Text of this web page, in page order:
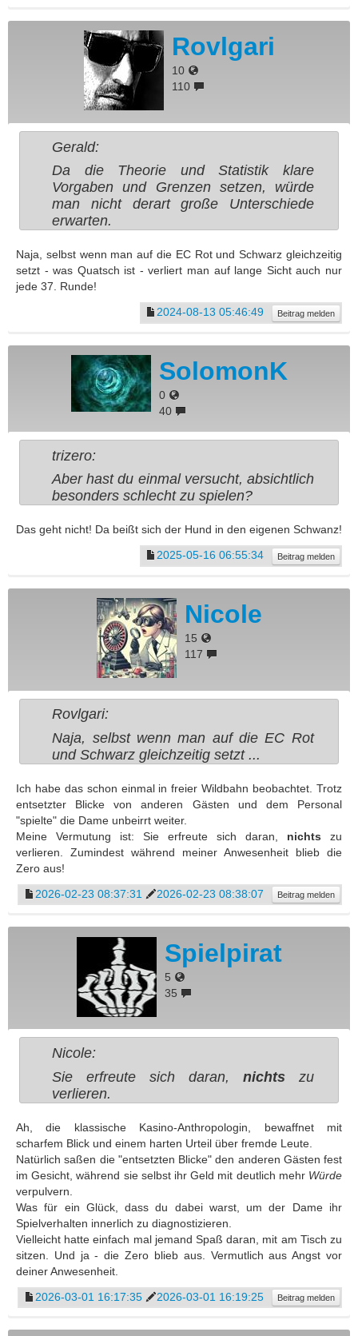
Rovlgari
10
110
Gerald:
Da die Theorie und Statistik klare
Vorgaben und Grenzen setzen, würde
man nicht derart große Unterschiede
erwarten.
Naja, selbst wenn man auf die EC Rot und Schwarz gleichzeitig
setzt - was Quatsch ist - verliert man auf lange Sicht auch nur
jede 37. Runde!
2024-08-13 05:46:49
Beitrag melden
SolomonK
0
40
trizero:
Aber hast du einmal versucht, absichtlich
besonders schlecht zu spielen?
Das geht nicht! Da beißt sich der Hund in den eigenen Schwanz!
2025-05-16 06:55:34
Beitrag melden
Nicole
15
117
Rovlgari:
Naja, selbst wenn man auf die EC Rot
und Schwarz gleichzeitig setzt ...
Ich habe das schon einmal in freier Wildbahn beobachtet. Trotz
entsetzter Blicke von anderen Gästen und dem Personal
"spielte" die Dame unbeirrt weiter.
Meine Vermutung ist: Sie erfreute sich daran, nichts zu
verlieren. Zumindest während meiner Anwesenheit blieb die
Zero aus!
2026-02-23 08:37:31
2026-02-23 08:38:07 Beitrag melden
Spielpirat
5
35
Nicole:
Sie erfreute sich daran, nichtszu
verlieren.
Ah, die klassische Kasino-Anthropologin, bewaffnet mit
scharfem Blick und einem harten Urteil über fremde Leute.
Natürlich saßen die "entsetzten Blicke" den anderen Gästen fest
im Gesicht, während sie selbst ihr Geld mit deutlich mehr Würde
verpulvern.
Was für ein Glück, dass du dabei warst, um der Dame ihr
Spielverhalten innerlich zu diagnostizieren.
Vielleicht hatte einfach mal jemand Spaß daran, mit am Tisch zu
sitzen. Und ja - die Zero blieb aus. Vermutlich aus Angst vor
deiner Anwesenheit.
2026-03-01 16:17:35
2026-03-01 16:19:25 Beitrag melden